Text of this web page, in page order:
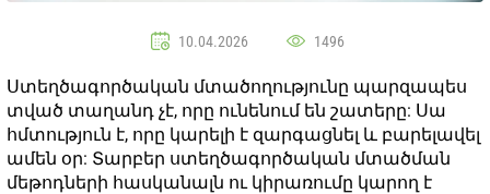
10.04.2026 1496
Ստեղծագործական մտածողությունը պարզապես
տված տաղանդ չէ, որը ունենում են շատերը: Սա
հմտություն է, որը կարելի է զարգացնել և բարելավել
ամեն օր: Տարբեր ստեղծագործական մտածման
մեթոդների հասկանալն ու կիրառումը կարող է